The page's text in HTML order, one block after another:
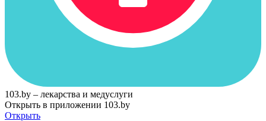
103.by – лекарства и медуслуги
Открыть в приложении 103.by
Открыть